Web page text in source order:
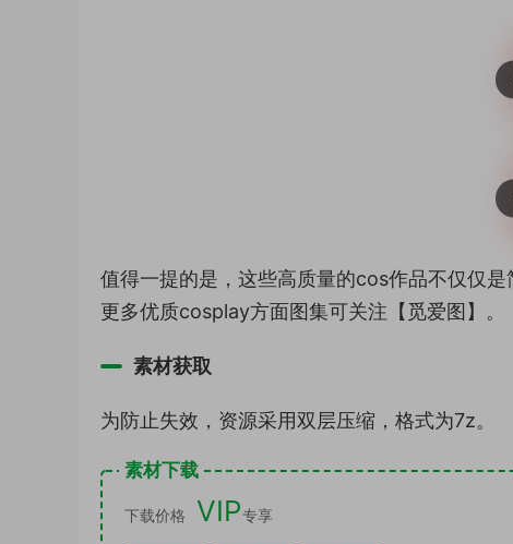
值得一提的是，这些高质量的cos作品不仅仅
更多优质cosplay方面图集可关注【觅爱图】。
素材获取
为防止失效，资源采用双层压缩，格式为7z。
素材下载
下载价格 VIP专享